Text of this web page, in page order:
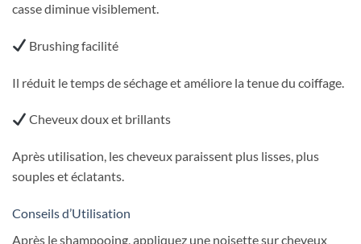
casse diminue visiblement.
Brushing facilité
Il réduit le temps de séchage et améliore la tenue du coiffage.
Cheveux doux et brillants
Après utilisation, les cheveux paraissent plus lisses, plus
souples et éclatants.
Conseils d’Utilisation
Après le shampooing, appliquez une noisette sur cheveux